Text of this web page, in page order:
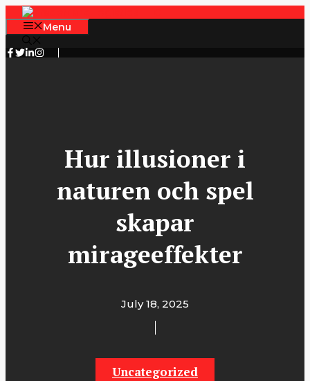
Skip
to
content
Menu
Hur illusioner i
naturen och spel
skapar
mirageeffekter
July 18, 2025
Uncategorized